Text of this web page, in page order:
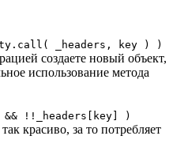
_headers, key ) )
создаете новый объект,
использование метода
!!_headers[key] )
красиво, за то потребляет